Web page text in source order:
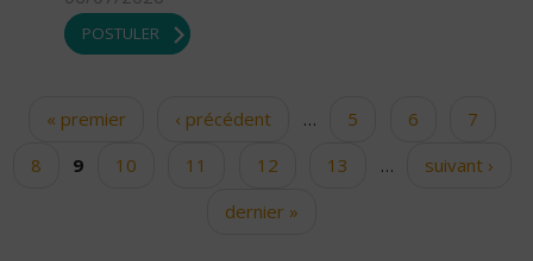
POSTULER
Pages« premier ‹ précédent … 5 6
7
8
9 10 11 12 13 …
suivant ›
dernier »